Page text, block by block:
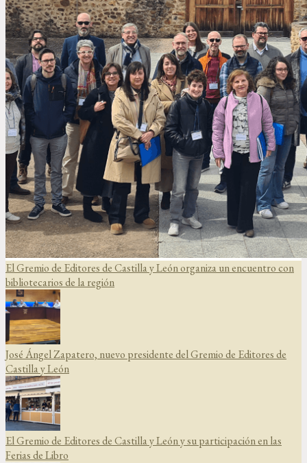
El Gremio de Editores de Castilla y León organiza un encuentro con
bibliotecarios de la región
José Ángel Zapatero, nuevo presidente del Gremio de Editores de
Castilla y León
El Gremio de Editores de Castilla y León y su participación en las
Ferias de Libro